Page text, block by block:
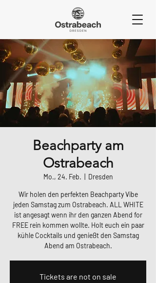
Beachparty am
Ostrabeach
Mo., 24. Feb. Dresden
Wir holen den perfekten Beachparty Vibe
jeden Samstag zum Ostrabeach. ALL WHITE
ist angesagt wenn ihr den ganzen Abend for
FREE rein kommen wollte. Holt euch ein paar
kühle Cocktails und genießt den Samstag
Abend am Ostrabeach.
Tickets are not on sale